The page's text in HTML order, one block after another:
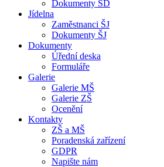
Dokumenty ŠD
Jídelna
Zaměstnanci ŠJ
Dokumenty ŠJ
Dokumenty
Úřední deska
Formuláře
Galerie
Galerie MŠ
Galerie ZŠ
Ocenění
Kontakty
ZŠ a MŠ
Poradenská zařízení
GDPR
Napište nám